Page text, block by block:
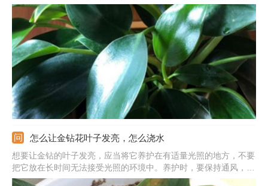
光照射，同时避免强光，其余时间应在半阴环境下培养。浇水：金
钻对水分需求量大，新买回来之后，要保持充足的水分。同时可以
多向植株喷水，维持周边的湿度。温度：金钻怕冷，刚买回家之后
要将温度控制在25度以上。
怎么让金钻花叶子发亮，怎么浇水
想要让金钻的叶子发亮，应当将它养护在有适量光照的地方，不要
把它放在长时间无法接受光照的环境中。养护时，要保持通风，来
增加它的长势，让它长得更旺。还要适时用清水或者经过晾置的啤